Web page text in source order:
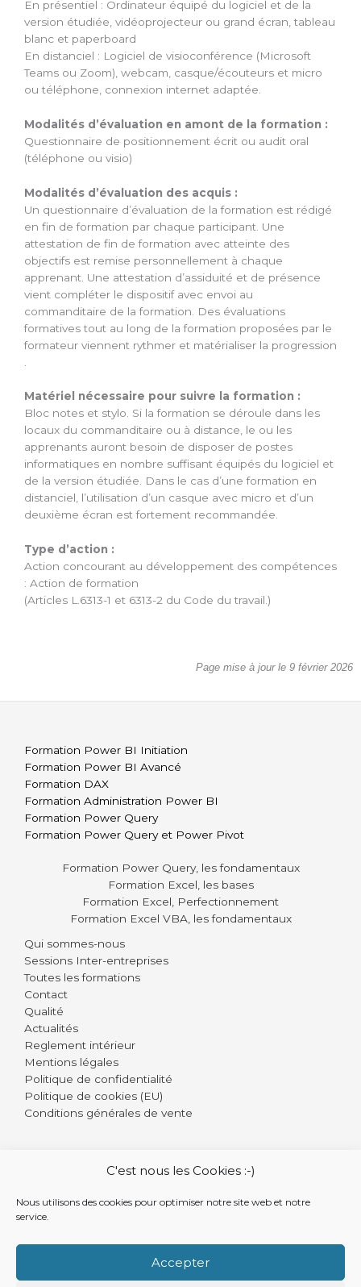
C'est nous les Cookies :-)
Nous utilisons des cookies pour optimiser notre site web et notre
service.
Accepter
En présentiel : Ordinateur équipé du logiciel et de la
version étudiée, vidéoprojecteur ou grand écran, tableau
blanc et paperboard
En distanciel : Logiciel de visioconférence (Microsoft
Teams ou Zoom), webcam, casque/écouteurs et micro
ou téléphone, connexion internet adaptée.
Modalités d’évaluation en amont de la formation :
Questionnaire de positionnement écrit ou audit oral
(téléphone ou visio)
Modalités d’évaluation des acquis :
Un questionnaire d’évaluation de la formation est rédigé
en fin de formation par chaque participant. Une
attestation de fin de formation avec atteinte des
objectifs est remise personnellement à chaque
apprenant. Une attestation d’assiduité et de présence
vient compléter le dispositif avec envoi au
commanditaire de la formation. Des évaluations
formatives tout au long de la formation proposées par le
formateur viennent rythmer et matérialiser la progression
Matériel nécessaire pour suivre la formation :
Bloc notes et stylo. Si la formation se déroule dans les
locaux du commanditaire ou à distance, le ou les
apprenants auront besoin de disposer de postes
informatiques en nombre suffisant équipés du logiciel et
de la version étudiée. Dans le cas d’une formation en
distanciel, l’utilisation d’un casque avec micro et d’un
deuxième écran est fortement recommandée.
Type d’action :
Action concourant au développement des compétences
: Action de formation
(Articles L.6313-1 et 6313-2 du Code du travail.)
Page mise à jour le 9 février 2026
Formation Power BI Initiation
Formation Power BI Avancé
Formation DAX
Formation Administration Power BI
Formation Power Query
Formation Power Query et Power Pivot
Formation Power Query, les fondamentaux
Formation Excel, les bases
Formation Excel, Perfectionnement
Formation Excel VBA, les fondamentaux
Qui sommes-nous
Sessions Inter-entreprises
Toutes les formations
Contact
Qualité
Actualités
Reglement intérieur
Mentions légales
Politique de confidentialité
Politique de cookies (EU)
Conditions générales de vente
vaut pas agrément de l'Etat